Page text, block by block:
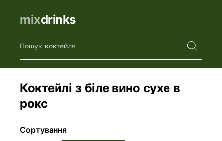
mixdrinks
Пошук коктейля
Коктейлі з біле вино сухе в
рокс
Сортування